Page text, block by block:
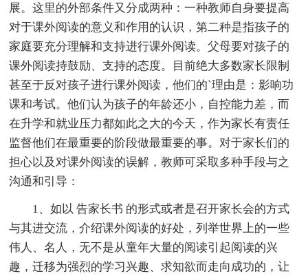
展。这里的外部条件又分成两种：一种教师自身要提高
对于课外阅读的意义和作用的认识，第二种是指孩子的
家庭要充分理解和支持进行课外阅读。父母要对孩子的
课外阅读持鼓励、支持的态度。目前绝大多数家长限制
甚至于反对孩子进行课外阅读，他们的`理由是：影响功
课和考试。他们认为孩子的年龄还小，自控能力差，而
在升学和就业压力都如此之大的今天，作为家长有责任
监督他们在最重要的阶段做最重要的事。对于家长们的
担心以及对课外阅读的误解，教师可采取多种手段与之
沟通和引导：
1、如以 告家长书 的形式或者是召开家长会的方式
与其进交流，介绍课外阅读的好处，列举世界上的一些
伟人、名人，无不是从童年大量的阅读引起阅读的兴
趣，迁移为强烈的学习兴趣、求知欲而走向成功的，让